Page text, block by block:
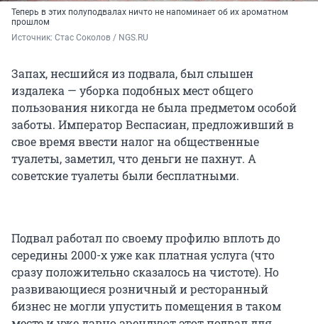
Теперь в этих полуподвалах ничто не напоминает об их ароматном
прошлом
Источник: Стас Соколов / NGS.RU
Запах, несшийся из подвала, был слышен
издалека — уборка подобных мест общего
пользования никогда не была предметом особой
заботы. Император Веспасиан, предложивший в
свое время ввести налог на общественные
туалеты, заметил, что деньги не пахнут. А
советские туалеты были бесплатными.
Подвал работал по своему профилю вплоть до
середины 2000-х уже как платная услуга (что
сразу положительно сказалось на чистоте). Но
развивающиеся розничный и ресторанный
бизнес не могли упустить помещения в таком